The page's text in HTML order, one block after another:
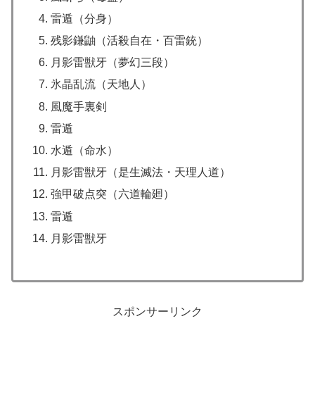
雷遁（分身）
残影鎌鼬（活殺自在・百雷銃）
月影雷獣牙（夢幻三段）
氷晶乱流（天地人）
風魔手裏剣
雷遁
水遁（命水）
月影雷獣牙（是生滅法・天理人道）
強甲破点突（六道輪廻）
雷遁
月影雷獣牙
スポンサーリンク